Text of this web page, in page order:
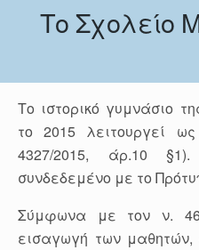
Το Σχολείο
Το ιστορικό γυμνάσιο
το 2015 λειτουργεί ως
4327/2015, άρ.10
συνδεδεμένο με το
Σύμφωνα με τον ν.
εισαγωγή των μαθητών,